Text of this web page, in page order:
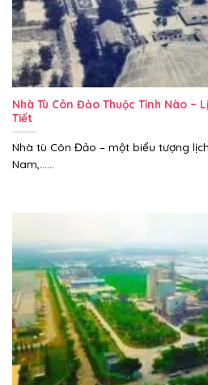
Nhà Tù Côn Đảo Thuộc Tỉnh Nào –
Tiết
Nhà tù Côn Đảo – một biểu tượng
Nam,......